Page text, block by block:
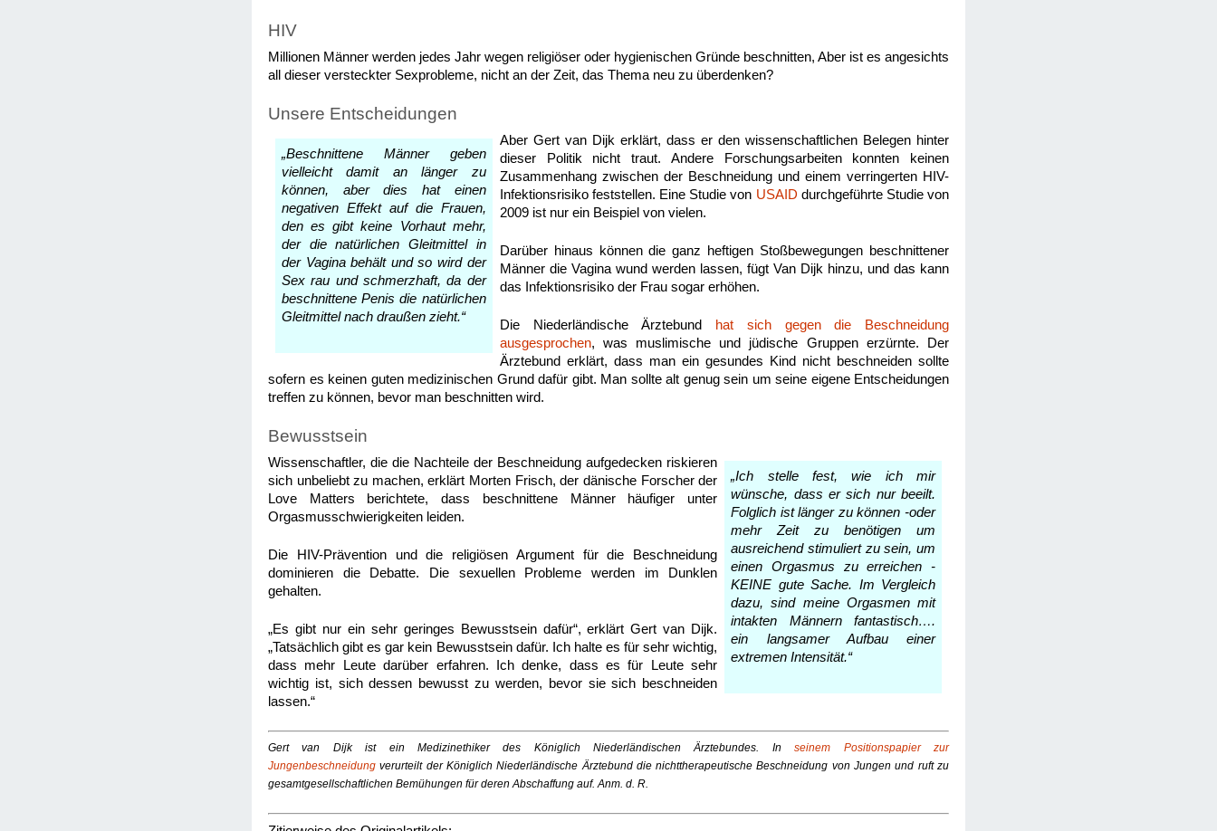
HIV
Millionen Männer werden jedes Jahr wegen religiöser oder hygienischen Gründe beschnitten, Aber ist es angesichts
all dieser versteckter Sexprobleme, nicht an der Zeit, das Thema neu zu überdenken?
Unsere Entscheidungen
„Beschnittene Männer geben
vielleicht damit an länger zu
können, aber dies hat einen
negativen Effekt auf die Frauen,
den es gibt keine Vorhaut mehr,
der die natürlichen Gleitmittel in
der Vagina behält und so wird der
Sex rau und schmerzhaft, da der
beschnittene Penis die natürlichen
Gleitmittel nach draußen zieht.“
Aber Gert van Dijk erklärt, dass er den wissenschaftlichen Belegen hinter
dieser Politik nicht traut. Andere Forschungsarbeiten konnten keinen
Zusammenhang zwischen der Beschneidung und einem verringerten HIV-
Infektionsrisiko feststellen. Eine Studie von USAID durchgeführte Studie von
2009 ist nur ein Beispiel von vielen.
Darüber hinaus können die ganz heftigen Stoßbewegungen beschnittener
Männer die Vagina wund werden lassen, fügt Van Dijk hinzu, und das kann
das Infektionsrisiko der Frau sogar erhöhen.
Die Niederländische Ärztebund
hat sich gegen die Beschneidung
ausgesprochen, was muslimische und jüdische Gruppen erzürnte. Der
Ärztebund erklärt, dass man ein gesundes Kind nicht beschneiden sollte
sofern es keinen guten medizinischen Grund dafür gibt. Man sollte alt genug sein um seine eigene Entscheidungen
treffen zu können, bevor man beschnitten wird.
Bewusstsein
„Ich stelle fest, wie ich mir
wünsche, dass er sich nur beeilt.
Folglich ist länger zu können -oder
mehr Zeit zu benötigen um
ausreichend stimuliert zu sein, um
einen Orgasmus zu erreichen -
KEINE gute Sache. Im Vergleich
dazu, sind meine Orgasmen mit
intakten Männern fantastisch….
ein langsamer Aufbau einer
extremen Intensität.“
Wissenschaftler, die die Nachteile der Beschneidung aufgedecken riskieren
sich unbeliebt zu machen, erklärt Morten Frisch, der dänische Forscher der
Love Matters berichtete, dass beschnittene Männer häufiger unter
Orgasmusschwierigkeiten leiden.
Die HIV-Prävention und die religiösen Argument für die Beschneidung
dominieren die Debatte. Die sexuellen Probleme werden im Dunklen
gehalten.
„Es gibt nur ein sehr geringes Bewusstsein dafür“, erklärt Gert van Dijk.
„Tatsächlich gibt es gar kein Bewusstsein dafür. Ich halte es für sehr wichtig,
dass mehr Leute darüber erfahren. Ich denke, dass es für Leute sehr
wichtig ist, sich dessen bewusst zu werden, bevor sie sich beschneiden
lassen.“
Gert van Dijk ist ein Medizinethiker des Königlich Niederländischen Ärztebundes. Inseinem Positionspapier zur
Jungenbeschneidung verurteilt der Königlich Niederländische Ärztebund die nichttherapeutische Beschneidung von Jungen und ruft zu
gesamtgesellschaftlichen Bemühungen für deren Abschaffung auf. Anm. d. R.